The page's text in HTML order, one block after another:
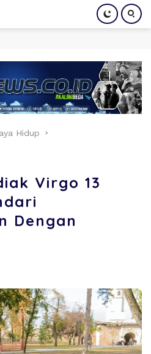
Hidup
Virgo 13
Dengan